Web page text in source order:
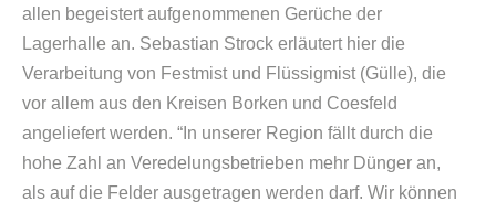
allen begeistert aufgenommenen Gerüche der
Lagerhalle an. Sebastian Strock erläutert hier die
Verarbeitung von Festmist und Flüssigmist (Gülle), die
vor allem aus den Kreisen Borken und Coesfeld
angeliefert werden. “In unserer Region fällt durch die
hohe Zahl an Veredelungsbetrieben mehr Dünger an,
als auf die Felder ausgetragen werden darf. Wir können